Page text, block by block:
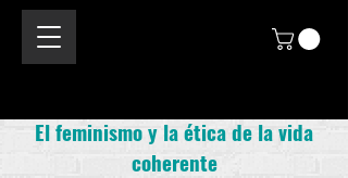
El feminismo y la ética de la vida
coherente